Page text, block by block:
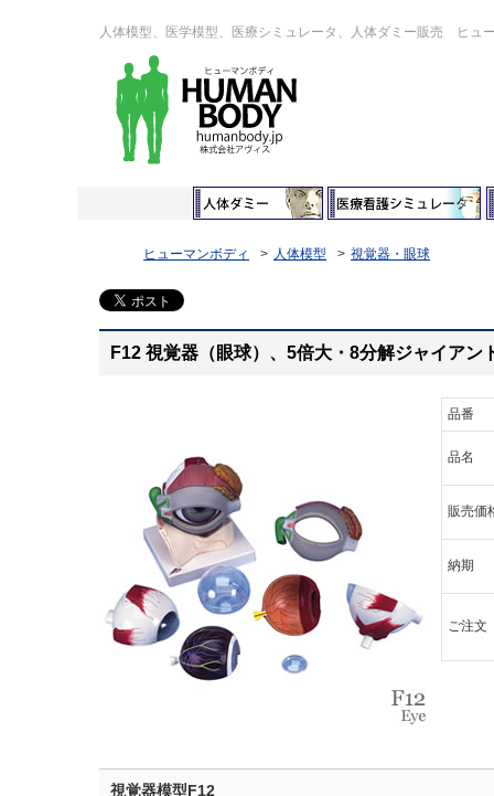
人体模型、医学模型、医療シミュレータ、人体ダミー販売 ヒュ
ヒューマンボディ 人体模型 視覚器・眼球
F12 視覚器（眼球）、5倍大・8分解ジャイアン
品番
品名
販売価
納期
ご注文
視覚器模型F12